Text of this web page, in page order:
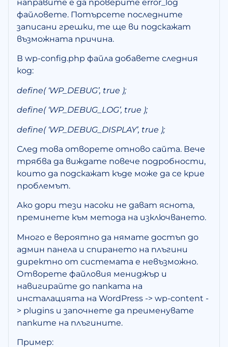
направите е да проверите error_log
файловете. Потърсете последните
записани грешки, те ще ви подскажат
възможната причина.
В wp-config.php файла добавете следния
код:
define( ‘WP_DEBUG’, true );
define( ‘WP_DEBUG_LOG’, true );
define( ‘WP_DEBUG_DISPLAY’, true );
След това отворете отново сайта. Вече
трябва да виждате повече подробности,
които да подскажат къде може да се крие
проблемът.
Ако дори тези насоки не дават яснота,
преминете към метода на изключването.
Много е вероятно да нямате достъп до
админ панела и спирането на плъгини
директно от системата е невъзможно.
Отворете файловия мениджър и
навигирайте до папката на
инсталацията на WordPress -> wp-content -
> plugins и започнете да преименувате
папките на плъгините.
Пример: